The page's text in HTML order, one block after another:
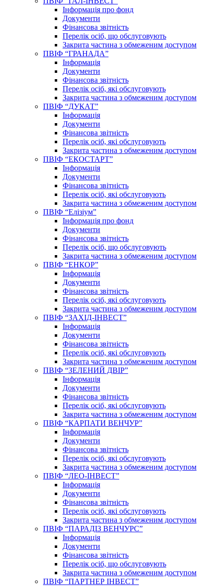
Інформація про фонд
Документи
Фінансова звітність
Перелік осіб, що обслуговують
Закрита частина з обмеженим доступом
ПВІФ “ГРАНАДА”
Інформація
Документи
Фінансова звітність
Перелік осіб, які обслуговують
Закрита частина з обмеженим доступом
ПВІФ “ДУКАТ”
Інформація
Документи
Фінансова звітність
Перелік осіб, які обслуговують
Закрита частина з обмеженим доступом
ПВІФ “ЕКОСТАРТ”
Інформація
Документи
Фінансова звітність
Перелік осіб, які обслуговують
Закрита частина з обмеженим доступом
ПВІФ “Елізіум”
Інформація про фонд
Документи
Фінансова звітність
Перелік осіб, що обслуговують
Закрита частина з обмеженим доступом
ПВІФ “ЕНКОР”
Інформація
Документи
Фінансова звітність
Перелік осіб, які обслуговують
Закрита частина з обмеженим доступом
ПВІФ “ЗАХІД-ІНВЕСТ”
Інформація
Документи
Фінансова звітність
Перелік осіб, які обслуговують
Закрита частина з обмеженим доступом
ПВІФ “ЗЕЛЕНИЙ ДВІР”
Інформація
Документи
Фінансова звітність
Перелік осіб, які обслуговують
Закрита частина з обмеженим доступом
ПВІФ “КАРПАТИ ВЕНЧУР”
Інформація
Документи
Фінансова звітність
Перелік осіб, які обслуговують
Закрита частина з обмеженим доступом
ПВІФ “ЛЕО-ІНВЕСТ”
Інформація
Документи
Фінансова звітність
Перелік осіб, які обслуговують
Закрита частина з обмеженим доступом
ПВІФ “ПАРАДІЗ ВЕНЧУРС”
Інформація
Документи
Фінансова звітність
Перелік осіб, що обслуговують
Закрита частина з обмеженим доступом
ПВІФ “ПАРТНЕР ІНВЕСТ”